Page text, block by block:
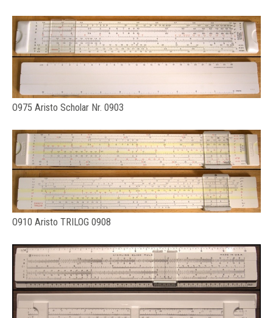
O975 Aristo Scholar Nr. 0903
O910 Aristo TRILOG 0908